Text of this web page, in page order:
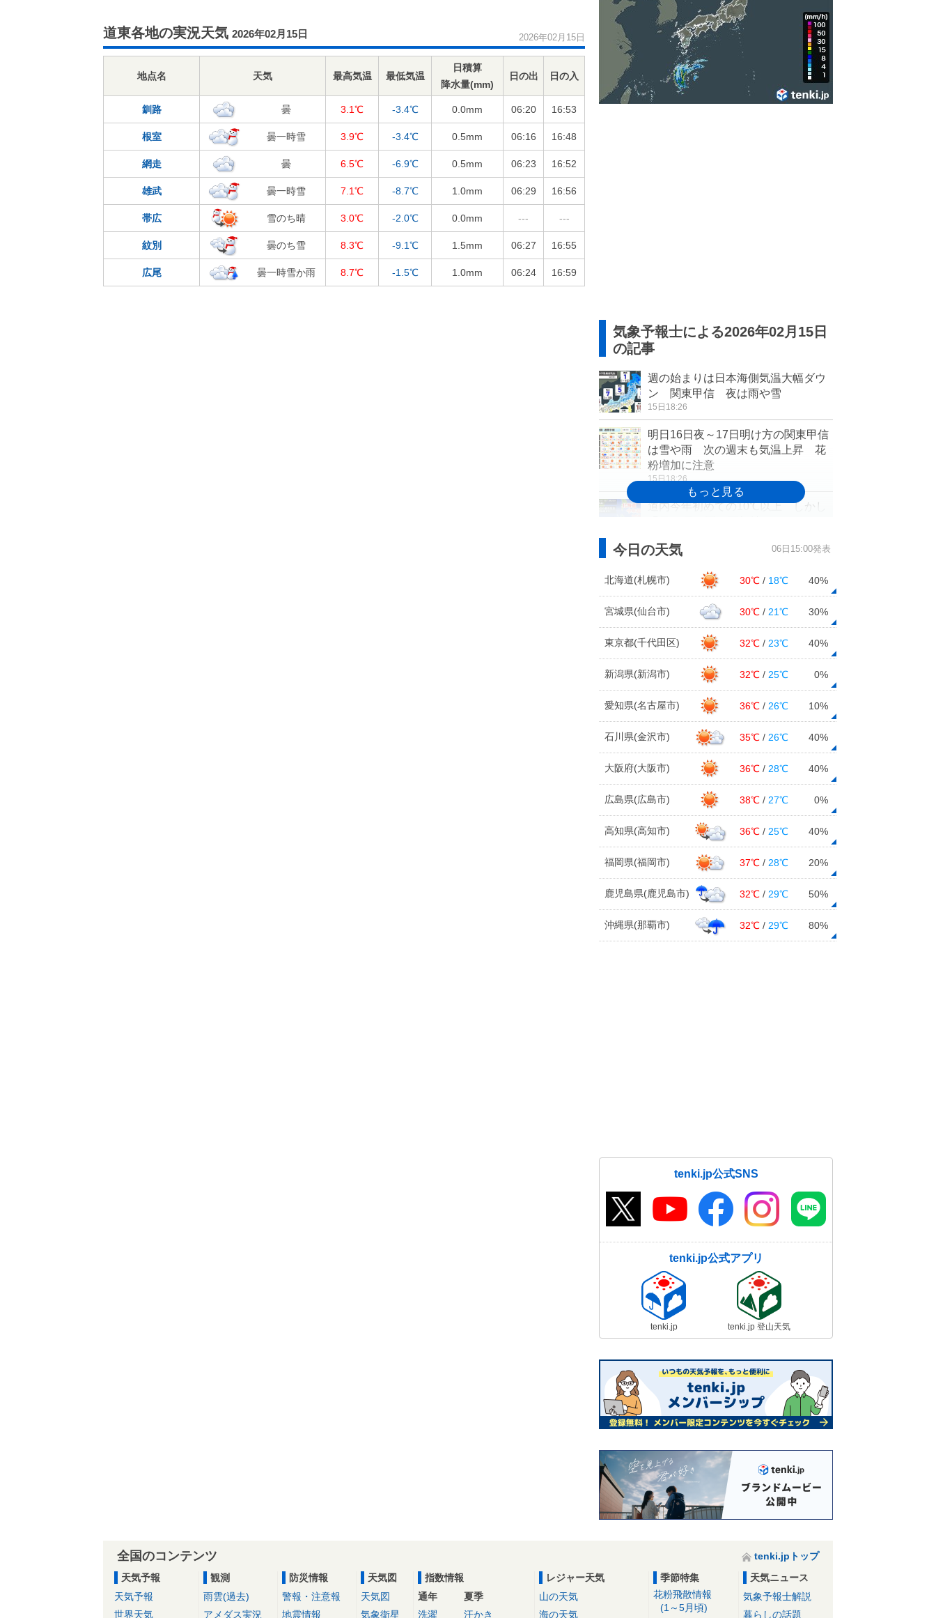
道東各地の実況天気 2026年02月15日 2026年02月15日
地点名 天気 最高気温 最低気温
日積算
降水量(mm)
日の出 日の入
釧路 曇 3.1℃ -3.4℃ 0.0mm 06:20 16:53
根室 曇一時雪 3.9℃ -3.4℃ 0.5mm 06:16 16:48
網走 曇 6.5℃ -6.9℃ 0.5mm 06:23 16:52
雄武 曇一時雪 7.1℃ -8.7℃ 1.0mm 06:29 16:56
帯広 雪のち晴 3.0℃ -2.0℃ 0.0mm --- ---
紋別 曇のち雪 8.3℃ -9.1℃ 1.5mm 06:27 16:55
広尾 曇一時雪か雨 8.7℃ -1.5℃ 1.0mm 06:24 16:59
気象予報士による2026年02月15日
の記事
週の始まりは日本海側気温大幅ダウ
ン 関東甲信 夜は雨や雪
15日18:26
明日16日夜～17日明け方の関東甲信
は雪や雨 次の週末も気温上昇 花
粉増加に注意
15日18:26
道内今年初めての10℃以上 しかし
15日15:56
今日15日 全国的に春本番の暖か
さ 17日頃は寒の戻りで、次の週末
に再び気温上昇
太平洋側ほど晴れる日多く、引き続
き乾燥注意 寒暖の変化大きい 2週
間天気予報
15日12:35
明日16日の近畿は2月らしい寒さが
戻る 雪の舞う所も 寒暖差の大き
い一週間に
15日11:33
今日15日 春本番の暖かさで花粉が
飛びやすい 関東～九州「少ない～
やや多い」予想
15日11:12
2月15日の天気 気温はさらに上
昇 広く晴れて春本番の陽気 花粉
と融雪災害に注意
15日07:54
今日の天気 06日15:00発表
北海道(札幌市) 30℃ / 18℃ 40%
宮城県(仙台市) 30℃ / 21℃ 30%
東京都(千代田区) 32℃ / 23℃ 40%
新潟県(新潟市) 32℃ / 25℃ 0%
愛知県(名古屋市) 36℃ / 26℃ 10%
石川県(金沢市) 35℃ / 26℃ 40%
大阪府(大阪市) 36℃ / 28℃ 40%
広島県(広島市) 38℃ / 27℃ 0%
高知県(高知市) 36℃ / 25℃ 40%
福岡県(福岡市) 37℃ / 28℃ 20%
鹿児島県(鹿児島市) 32℃ / 29℃ 50%
沖縄県(那覇市) 32℃ / 29℃ 80%
tenki.jp公式SNS
tenki.jp公式アプリ
tenki.jp tenki.jp 登山天気
全国のコンテンツ
tenki.jpトップ
天気予報
天気予報
世界天気
観測
雨雲(過去)
アメダス実況
防災情報
警報・注意報
地震情報
天気図
天気図
気象衛星
指数情報
通年
洗濯
夏季
汗かき
レジャー天気
山の天気
海の天気
季節特集
花粉飛散情報
(1～5月頃)
天気ニュース
気象予報士解説
暮らしの話題